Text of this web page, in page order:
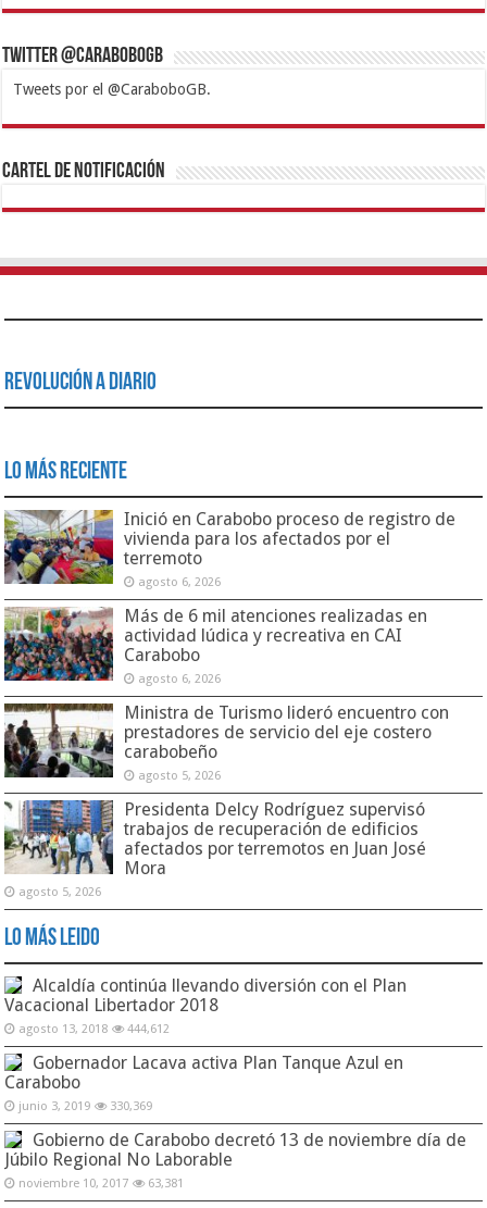
Twitter @CaraboboGB
Tweets por el @CaraboboGB.
1xbetBetturkeyBetistKralbetSupertotobetTipobetMatadorbetMariobet
https://mvbcasino.com/
Cartel de Notificación
Revolución a Diario
Lo Más Reciente
Inició en Carabobo proceso de registro de
vivienda para los afectados por el
terremoto
agosto 6, 2026
Más de 6 mil atenciones realizadas en
actividad lúdica y recreativa en CAI
Carabobo
agosto 6, 2026
Ministra de Turismo lideró encuentro con
prestadores de servicio del eje costero
carabobeño
agosto 5, 2026
Presidenta Delcy Rodríguez supervisó
trabajos de recuperación de edificios
afectados por terremotos en Juan José
Mora
agosto 5, 2026
Lo Más Leido
Alcaldía continúa llevando diversión con el Plan
Vacacional Libertador 2018
agosto 13, 2018 444,612
Gobernador Lacava activa Plan Tanque Azul en
Carabobo
junio 3, 2019 330,369
Gobierno de Carabobo decretó 13 de noviembre día de
Júbilo Regional No Laborable
noviembre 10, 2017 63,381